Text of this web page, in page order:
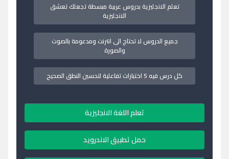
تعلم الانجليزية بدروس عربية مبسطة تجعلك تعشق
الانجليزية
جميع الدروس لا تحتاج الى انترنت ومدعومة بالصوت
والصورة
كل درس فيه 5 اختبارات تفاعلية لتحسين النطق الصحيح
تعلم اللغة الانجليزية
حمل تطبيق الاندرويد